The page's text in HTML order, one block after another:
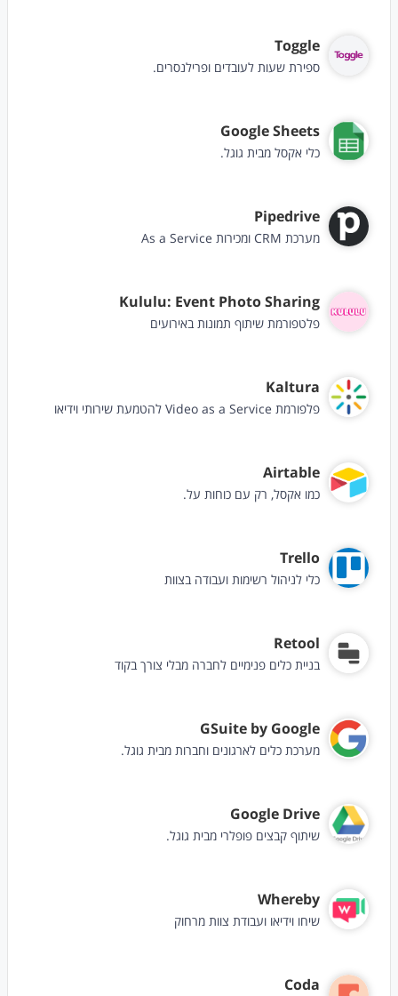
Toggle
ספירת שעות לעובדים ופרילנסרים.
Google Sheets
כלי אקסל מבית גוגל.
Pipedrive
מערכת CRM ומכירות As a Service
Kululu: Event Photo Sharing
פלטפורמת שיתוף תמונות באירועים
Kaltura
פלפורמת Video as a Service להטמעת שירותי וידיאו
Airtable
כמו אקסל, רק עם כוחות על.
Trello
כלי לניהול רשימות ועבודה בצוות
Retool
בניית כלים פנימיים לחברה מבלי צורך בקוד
GSuite by Google
מערכת כלים לארגונים וחברות מבית גוגל.
Google Drive
שיתוף קבצים פופלרי מבית גוגל.
Whereby
שיחו וידיאו ועבודת צוות מרחוק
Coda